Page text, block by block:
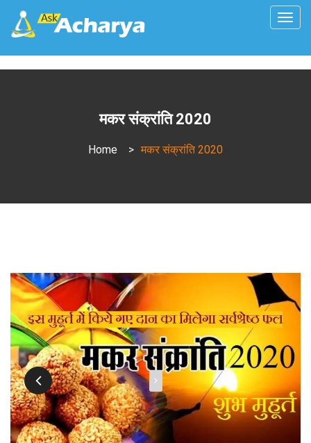
मकर संक्रांति 2020
Home > मकर संक्रांति 2020